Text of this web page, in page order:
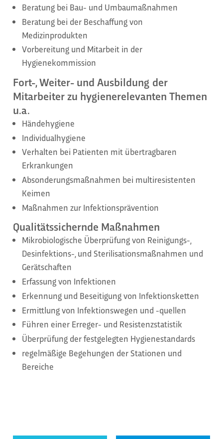
Beratung bei Bau- und Umbaumaßnahmen
Beratung bei der Beschaffung von
Medizinprodukten
Vorbereitung und Mitarbeit in der
Hygienekommission
Fort-, Weiter- und Ausbildung der
Mitarbeiter zu hygienerelevanten Themen
u.a.
Händehygiene
Individualhygiene
Verhalten bei Patienten mit übertragbaren
Erkrankungen
Absonderungsmaßnahmen bei multiresistenten
Keimen
Maßnahmen zur Infektionsprävention
Qualitätssichernde Maßnahmen
Mikrobiologische Überprüfung von Reinigungs-,
Desinfektions-, und Sterilisationsmaßnahmen und
Gerätschaften
Erfassung von Infektionen
Erkennung und Beseitigung von Infektionsketten
Ermittlung von Infektionswegen und -quellen
Führen einer Erreger- und Resistenzstatistik
Überprüfung der festgelegten Hygienestandards
regelmäßige Begehungen der Stationen und
Bereiche